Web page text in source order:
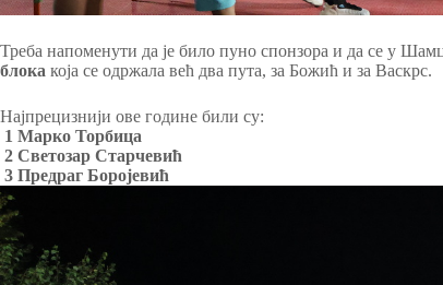
Треба напоменути да је било пуно спонзора и да се у
блока која се одржала већ два пута, за Божић и за Васкрс.
Најпрецизнији ове године били су:
1 Марко Торбица
2 Светозар Старчевић
3 Предраг Боројевић